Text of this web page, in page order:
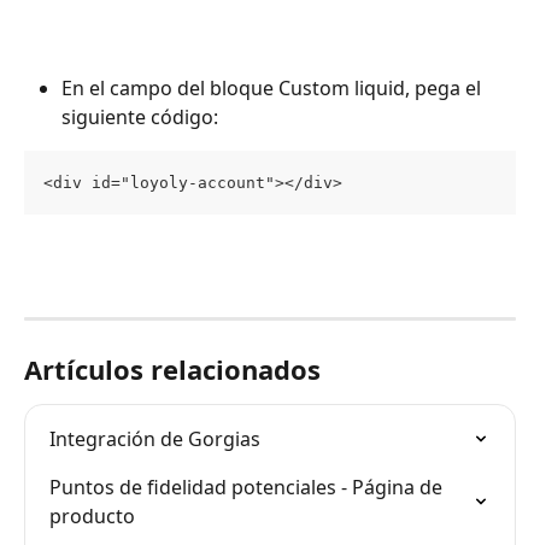
En el campo del bloque Custom liquid, pega el
siguiente código:
<div id="loyoly-account"></div>
Artículos relacionados
Integración de Gorgias
Puntos de fidelidad potenciales - Página de
producto